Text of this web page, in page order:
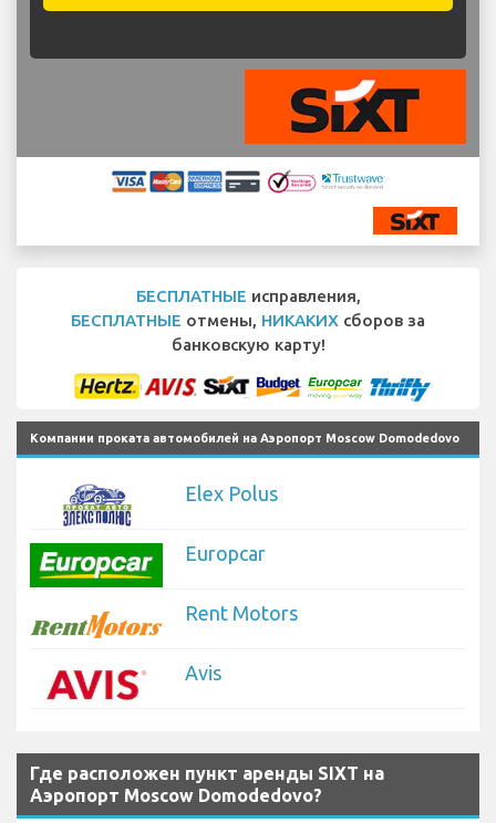
БЕСПЛАТНЫЕ исправления,
БЕСПЛАТНЫЕ отмены, НИКАКИХ сборов за
банковскую карту!
Компании проката автомобилей на Аэропорт Moscow Domodedovo
Elex Polus
Europcar
Rent Motors
Avis
Где расположен пункт аренды SIXT на
Аэропорт Moscow Domodedovo?